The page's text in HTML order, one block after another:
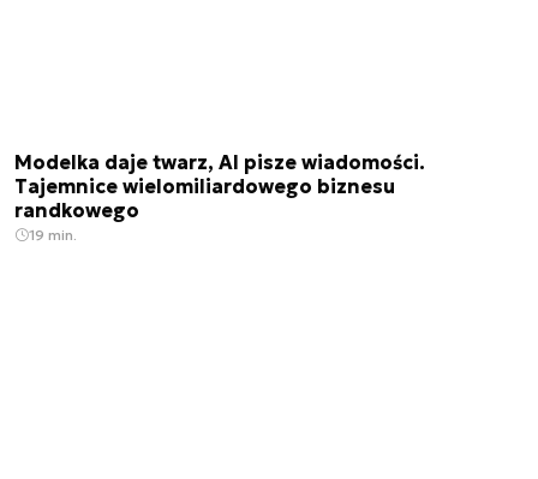
Modelka daje twarz, AI pisze wiadomości.
Tajemnice wielomiliardowego biznesu
randkowego
19 min.